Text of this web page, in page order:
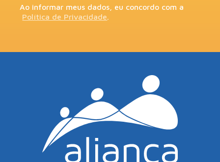
Ao informar meus dados, eu concordo com a
Política de Privacidade.